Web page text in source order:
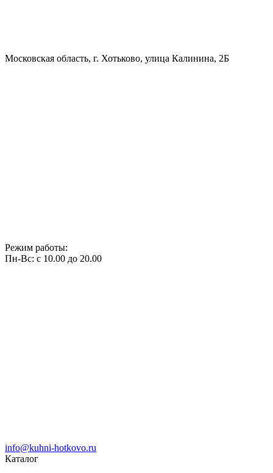
Московская область, г. Хотьково, улица Калинина, 2Б
Режим работы:
Пн-Вс: с 10.00 до 20.00
info@kuhni-hotkovo.ru
Каталог